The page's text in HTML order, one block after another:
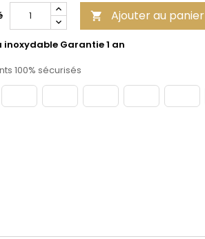
 Ajouter au panier
inoxydable Garantie 1 an
100% sécurisés